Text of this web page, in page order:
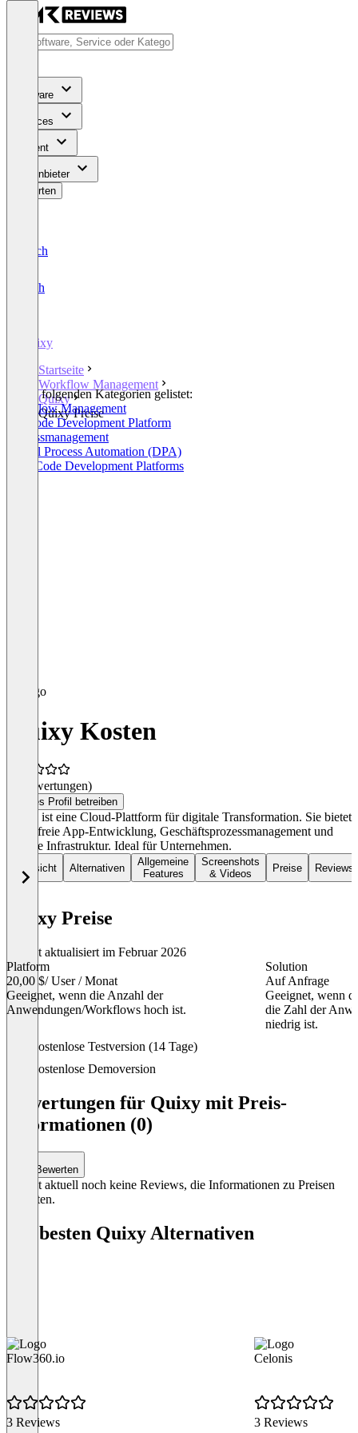
Software
Services
Content
Für Anbieter
Bewerten
Deutsch
English
Quixy
Startseite
Workflow Management
Quixy
Quixy Preise
In den folgenden Kategorien gelistet:
Workflow Management
No-Code Development Platform
Prozessmanagement
Digital Process Automation (DPA)
Low-Code Development Platforms
Quixy Kosten
(0 Bewertungen)
Dieses Profil betreiben
Quixy ist eine Cloud-Plattform für digitale Transformation. Sie bietet
Code-freie App-Entwicklung, Geschäftsprozessmanagement und
globale Infrastruktur. Ideal für Unternehmen.
Übersicht Alternativen
Allgemeine
Features
Screenshots
& Videos
Preise Reviews
Quixy Preise
Zuletzt aktualisiert im Februar 2026
Platform
20,00 $/ User / Monat
Geeignet, wenn die Anzahl der
Anwendungen/Workflows hoch ist.
Solution
Auf Anfrage
Geeignet, wenn
die Zahl der
niedrig ist.
Kostenlose Testversion (14 Tage)
Kostenlose Demoversion
Bewertungen für Quixy mit Preis-
Informationen (0)
Bewerten
Es gibt aktuell noch keine Reviews, die Informationen zu Preisen
enthalten.
Die besten Quixy Alternativen
Flow360.io
3 Reviews
Celonis
3 Reviews